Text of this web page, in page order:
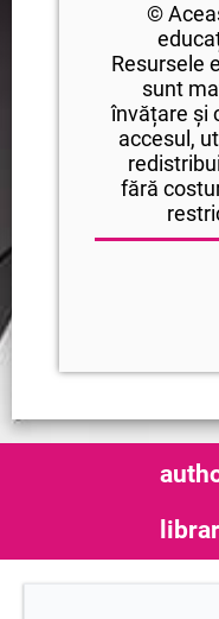
©
Resursele
sunt
învățare și
accesul,
fără